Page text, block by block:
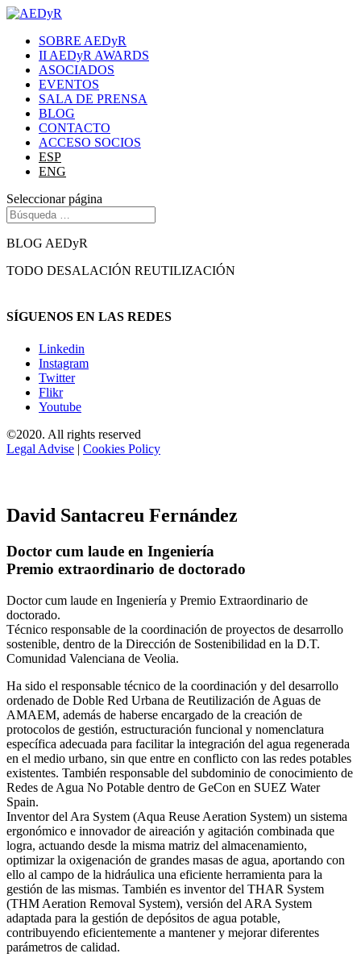
SOBRE AEDyR
II AEDyR AWARDS
ASOCIADOS
EVENTOS
SALA DE PRENSA
BLOG
CONTACTO
ACCESO SOCIOS
ESP
ENG
Seleccionar página
BLOG AEDyR
TODO DESALACIÓN REUTILIZACIÓN
SÍGUENOS EN LAS REDES
Linkedin
Instagram
Twitter
Flikr
Youtube
©2020. All rights reserved
Legal Advise | Cookies Policy
David Santacreu Fernández
Doctor cum laude en Ingeniería
Premio extraordinario de doctorado
Doctor cum laude en Ingeniería y Premio Extraordinario de
doctorado.
Técnico responsable de la coordinación de proyectos de desarrollo
sostenible, dentro de la Dirección de Sostenibilidad en la D.T.
Comunidad Valenciana de Veolia.
Ha sido el responsable técnico de la coordinación y del desarrollo
ordenado de Doble Red Urbana de Reutilización de Aguas de
AMAEM, además de haberse encargado de la creación de
protocolos de gestión, estructuración funcional y nomenclatura
específica adecuada para facilitar la integración del agua regenerada
en el medio urbano, sin que entre en conflicto con las redes potables
existentes. También responsable del subdominio de conocimiento de
Redes de Agua No Potable dentro de GeCon en SUEZ Water
Spain.
Inventor del Ara System (Aqua Reuse Aeration System) un sistema
ergonómico e innovador de aireación y agitación combinada que
logra, actuando desde la misma matriz del almacenamiento,
optimizar la oxigenación de grandes masas de agua, aportando con
ello al campo de la hidráulica una eficiente herramienta para la
gestión de las mismas. También es inventor del THAR System
(THM Aeration Removal System), versión del ARA System
adaptada para la gestión de depósitos de agua potable,
contribuyendo eficientemente a mantener y mejorar diferentes
parámetros de calidad.